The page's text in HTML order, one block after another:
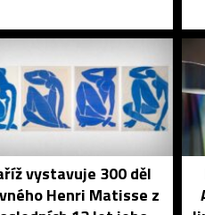
vystavuje 300 děl
Henri Matisse z